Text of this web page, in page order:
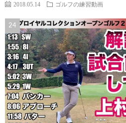
2018.05.14 ゴルフの練習動画